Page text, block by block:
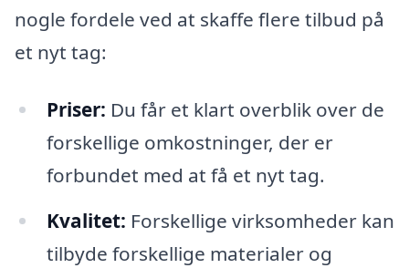
nogle fordele ved at skaffe flere tilbud på
et nyt tag:
Priser: Du får et klart overblik over de
forskellige omkostninger, der er
forbundet med at få et nyt tag.
Kvalitet: Forskellige virksomheder kan
tilbyde forskellige materialer og